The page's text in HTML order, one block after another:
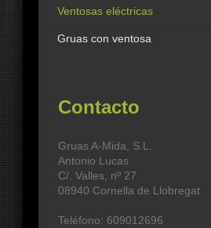
Ventosas eléctricas
Gruas con ventosa
Contacto
Gruas A-Mida, S.L.
Antonio Lucas
C/. Valles, nº 27
08940 Cornella de Llobregat
Teléfono: 609012696